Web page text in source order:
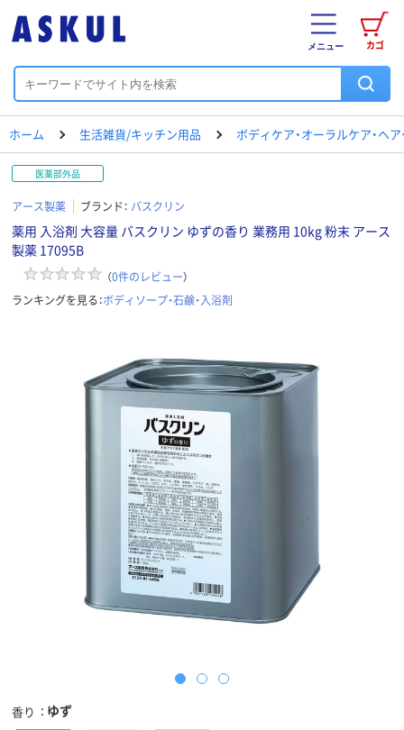
カゴ
メニュー
ホーム 生活雑貨/キッチン用品 ボディケア・オーラルケア・ヘ
医薬部外品
アース製薬 ブランド： バスクリン
薬用 入浴剤 大容量 バスクリン ゆずの香り 業務用 10kg 粉末 アース
製薬 17095B
（0件のレビュー）
ランキングを見る：ボディソープ・石鹸・入浴剤
香り ゆず